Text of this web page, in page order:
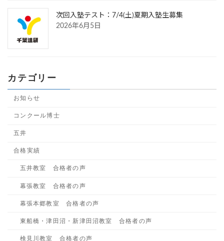
次回入塾テスト：7/4(土)夏期入塾生募集
2026年6月5日
カテゴリー
お知らせ
コンクール博士
五井
合格実績
五井教室 合格者の声
幕張教室 合格者の声
幕張本郷教室 合格者の声
東船橋・津田沼・新津田沼教室 合格者の声
検見川教室 合格者の声